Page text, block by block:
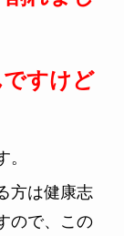
すけど
方は健康志
ので、この